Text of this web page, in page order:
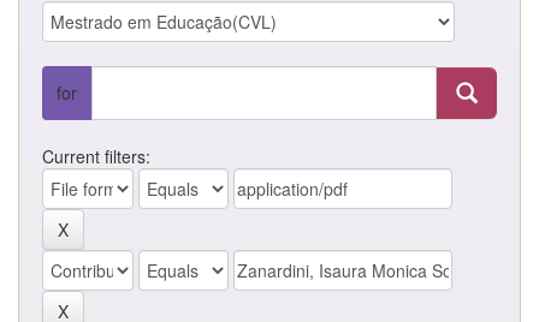
for
Current filters: